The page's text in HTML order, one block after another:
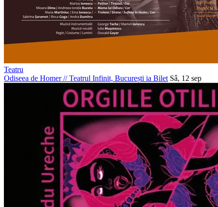
Teatru
Odiseea de Homer//Teatrul Infinit, București ia Bilet Sâ, 12 sep